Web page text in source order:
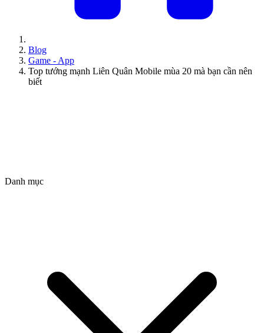
Blog
Game - App
Top tướng mạnh Liên Quân Mobile mùa 20 mà bạn cần nên
biết
Danh mục